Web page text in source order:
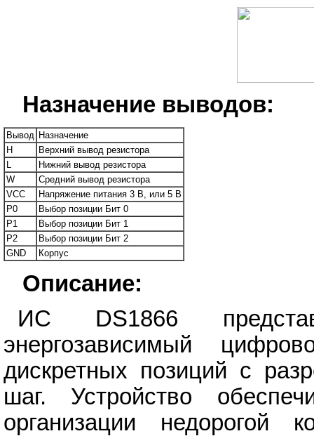
Назначение выводов:
Вывод Назначение
H
Верхний вывод резистора
L
Нижний вывод резистора
W
Средний вывод резистора
VCC
Напряжение питания 3 В, или 5 В
P0
Выбор позиции Бит 0
P1
Выбор позиции Бит 1
P2
Выбор позиции Бит 2
GND
Корпус
Описание:
ИС DS1866
энергозависимый
дискретных позиций с
шаг. Устройство
организации недорогой